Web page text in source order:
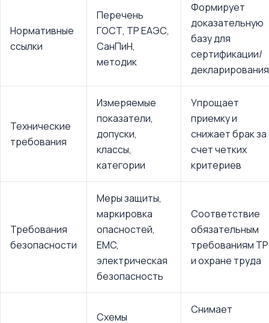
Нормативные
ссылки
Перечень
ГОСТ, ТР ЕАЭС,
СанПиН,
методик
Формирует
доказательную
базу для
сертификации/
декларирования
Технические
требования
Измеряемые
показатели,
допуски,
классы,
категории
Упрощает
приемку и
снижает брак за
счет четких
критериев
Требования
безопасности
Меры защиты,
маркировка
опасностей,
EMC,
электрическая
безопасность
Соответствие
обязательным
требованиям ТР
и охране труда
Схемы
Снимает